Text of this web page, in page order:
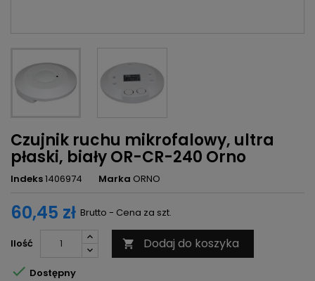
Czujnik ruchu mikrofalowy, ultra
płaski, biały OR-CR-240 Orno
Indeks1406974 Marka ORNO
60,45 zł Brutto - Cena za szt.
Ilość  Dodaj do koszyka
 Dostępny